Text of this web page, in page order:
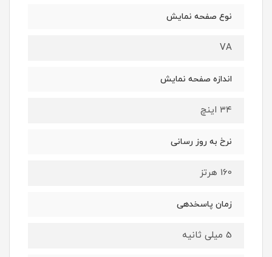
نوع صفحه نمایش
VA
اندازه صفحه نمایش
۳۴ اینچ
نرخ به روز رسانی
160 هرتز
زمان پاسخدهی
5 میلی ثانیه